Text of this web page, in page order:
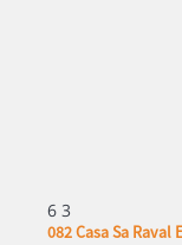
6 3
082 Casa Sa Raval